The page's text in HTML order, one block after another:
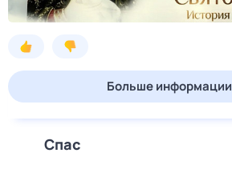
Больше информации
Спас